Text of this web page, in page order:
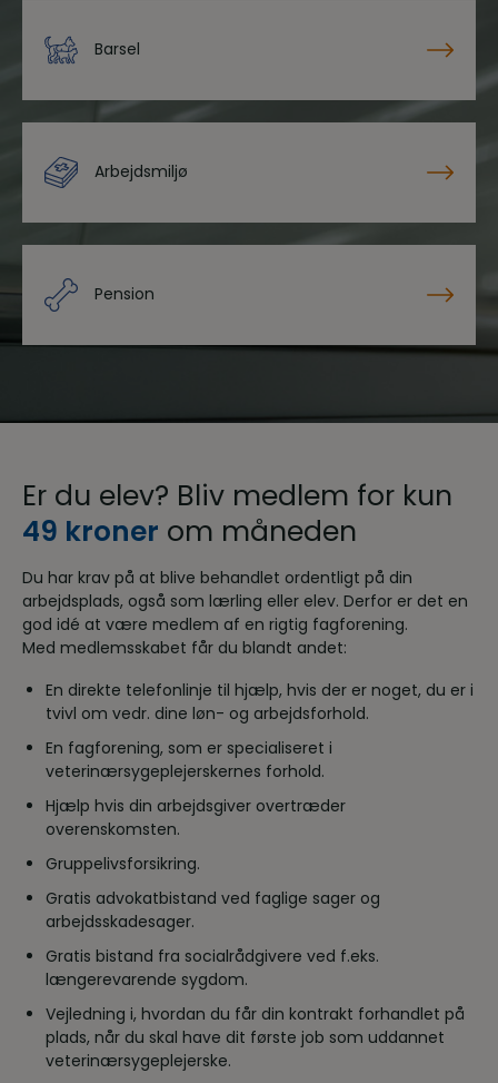
Barsel
Arbejdsmiljø
Pension
Er du elev? Bliv medlem for kun
49 kroner om måneden
Du har krav på at blive behandlet ordentligt på din
arbejdsplads, også som lærling eller elev. Derfor er det en
god idé at være medlem af en rigtig fagforening.
Med medlemsskabet får du blandt andet:
En direkte telefonlinje til hjælp, hvis der er noget, du er i
tvivl om vedr. dine løn- og arbejdsforhold.
En fagforening, som er specialiseret i
veterinærsygeplejerskernes forhold.
Hjælp hvis din arbejdsgiver overtræder
overenskomsten.
Gruppelivsforsikring.
Gratis advokatbistand ved faglige sager og
arbejdsskadesager.
Gratis bistand fra socialrådgivere ved f.eks.
længerevarende sygdom.
Vejledning i, hvordan du får din kontrakt forhandlet på
plads, når du skal have dit første job som uddannet
veterinærsygeplejerske.